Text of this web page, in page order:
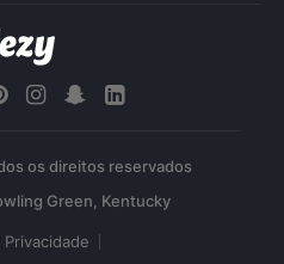
os direitos reservados